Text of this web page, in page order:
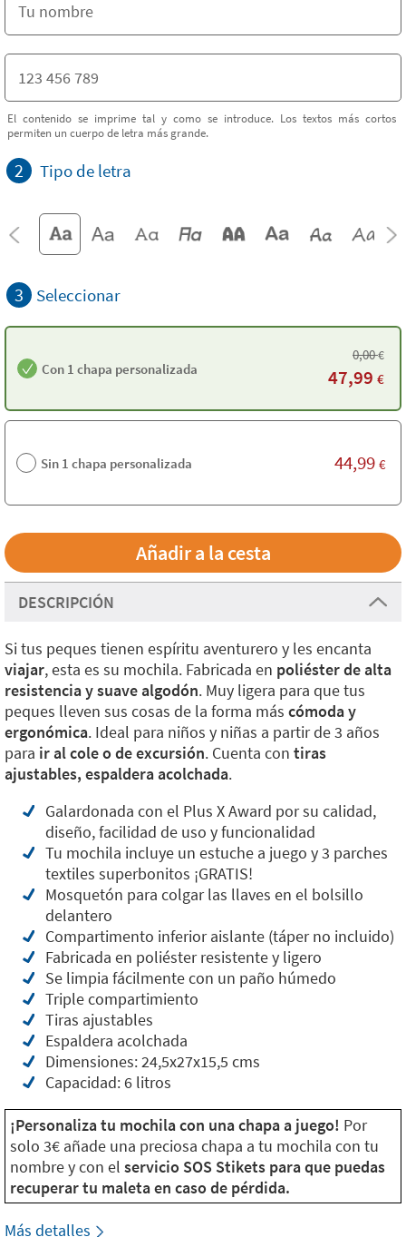
El contenido se imprime tal y como se introduce. Los textos más cortos
permiten un cuerpo de letra más grande.
2 Tipo de letra
3 Seleccionar
Con 1 chapa personalizada
0,00€
47,99 €
Sin 1 chapa personalizada 44,99 €
DESCRIPCIÓN
Si tus peques tienen espíritu aventurero y les encanta
viajar, esta es su mochila. Fabricada en poliéster de alta
resistencia y suave algodón. Muy ligera para que tus
peques lleven sus cosas de la forma más cómoda y
ergonómica. Ideal para niños y niñas a partir de 3 años
para ir al cole o de excursión. Cuenta con tiras
ajustables, espaldera acolchada.
Galardonada con el Plus X Award por su calidad,
diseño, facilidad de uso y funcionalidad
Tu mochila incluye un estuche a juego y 3 parches
textiles superbonitos ¡GRATIS!
Mosquetón para colgar las llaves en el bolsillo
delantero
Compartimento inferior aislante (táper no incluido)
Fabricada en poliéster resistente y ligero
Se limpia fácilmente con un paño húmedo
Triple compartimiento
Tiras ajustables
Espaldera acolchada
Dimensiones: 24,5x27x15,5 cms
Capacidad: 6 litros
¡Personaliza tu mochila con una chapa a juego! Por
solo 3€ añade una preciosa chapa a tu mochila con tu
nombre y con el servicio SOS Stikets para que puedas
recuperar tu maleta en caso de pérdida.
Más detalles